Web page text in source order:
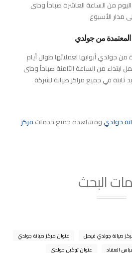
من الساعة العاشرة صباحاً وحتى
مدار الأسبوع
المعتمدة من جولدي
من جولدي أبوابها لعملائها طوال أيام
ابتداء من الساعة الثامنة صباحاً وحتى
في جميع مراكز صيانة لشركة
جولدي ومشاهدة جميع خدمات مركز
البحث
صيانة جولدي فيصل
عنوان مركز صيانة جولدي
العقاد
عنوان توكيل جولدي